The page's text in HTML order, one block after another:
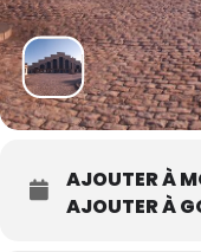
AJOUTER À
AJOUTER À